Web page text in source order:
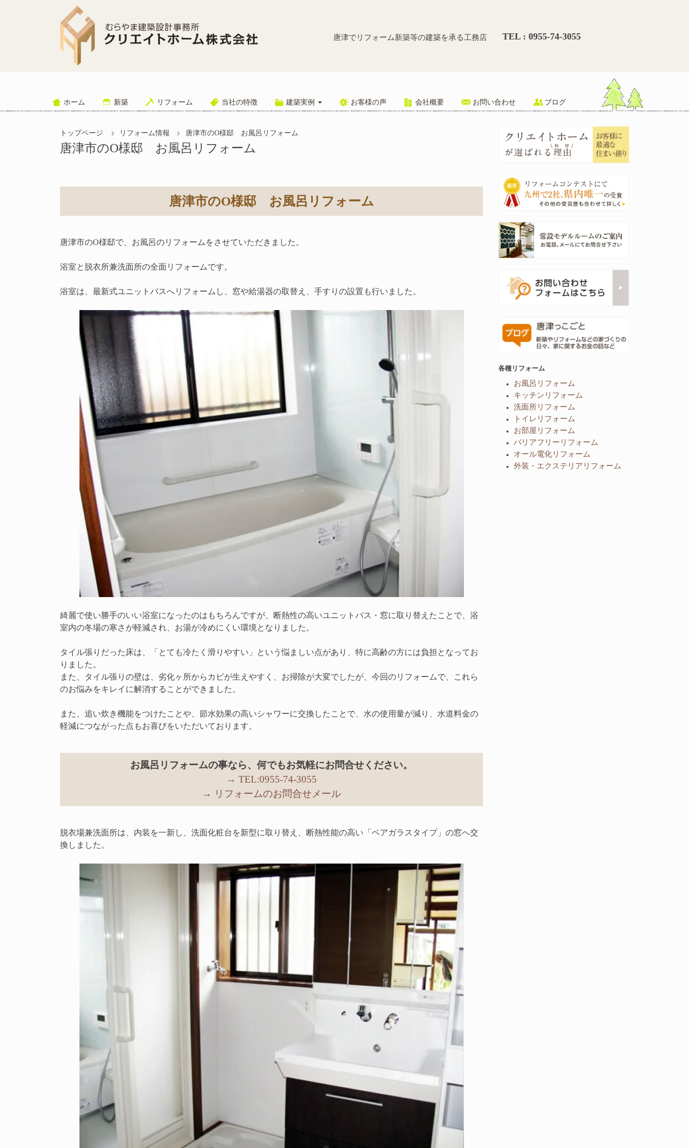
唐津でリフォーム新築等の建築を承る工務店 TEL : 0955-74-3055
ホーム 新築 リフォーム 当社の特徴 建築実例 お客様の声 会社概要 お問い合わせ ブログ
トップページ リフォーム情報 唐津市のO様邸 お風呂リフォーム
唐津市のO様邸 お風呂リフォーム
唐津市のO様邸 お風呂リフォーム
唐津市のO様邸で、お風呂のリフォームをさせていただきました。
浴室と脱衣所兼洗面所の全面リフォームです。
浴室は、最新式ユニットバスへリフォームし、窓や給湯器の取替え、手すりの設置も行いました。
綺麗で使い勝手のいい浴室になったのはもちろんですが、断熱性の高いユニットバス・窓に取り替えたことで、浴
室内の冬場の寒さが軽減され、お湯が冷めにくい環境となりました。
タイル張りだった床は、「とても冷たく滑りやすい」という悩ましい点があり、特に高齢の方には負担となってお
りました。
また、タイル張りの壁は、劣化ヶ所からカビが生えやすく、お掃除が大変でしたが、今回のリフォームで、これら
のお悩みをキレイに解消することができました。
また、追い炊き機能をつけたことや、節水効果の高いシャワーに交換したことで、水の使用量が減り、水道料金の
軽減につながった点もお喜びをいただいております。
お風呂リフォームの事なら、何でもお気軽にお問合せください。
→ TEL:0955-74-3055
→ リフォームのお問合せメール
脱衣場兼洗面所は、内装を一新し、洗面化粧台を新型に取り替え、断熱性能の高い「ペアガラスタイプ」の窓へ交
換しました。
各種リフォーム
お風呂リフォーム
キッチンリフォーム
洗面所リフォーム
トイレリフォーム
お部屋リフォーム
バリアフリーリフォーム
オール電化リフォーム
外装・エクステリアリフォーム